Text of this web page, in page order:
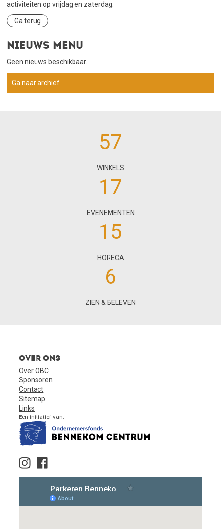
activiteiten op vrijdag en zaterdag.
Ga terug
Nieuws menu
Geen nieuws beschikbaar.
Ga naar archief
57
WINKELS
17
EVENEMENTEN
15
HORECA
6
ZIEN & BELEVEN
Over ons
Over OBC
Sponsoren
Contact
Sitemap
Links
Een initiatief van: